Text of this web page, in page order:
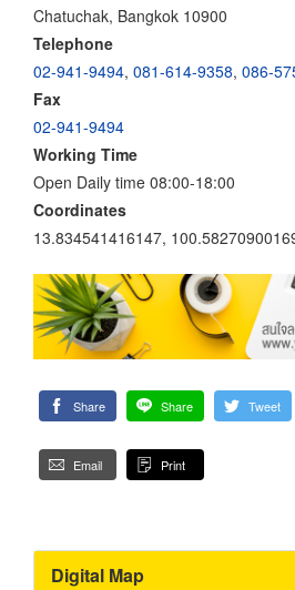
Chatuchak, Bangkok 10900
Telephone
02-941-9494, 081-614-9358, 086-
Fax
02-941-9494
Working Time
Open Daily time 08:00-18:00
Coordinates
13.834541416147,
Share Share Tweet
Email Print
Digital Map